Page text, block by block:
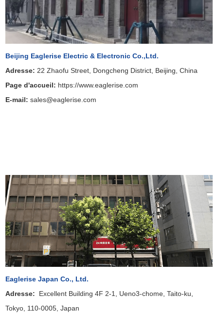
Beijing Eaglerise Electric & Electronic Co.,Ltd.
Adresse: 22 Zhaofu Street, Dongcheng District, Beijing, China
Page d'accueil: https://www.eaglerise.com
E-mail:sales@eaglerise.com
Eaglerise Japan Co., Ltd.
Adresse:
Excellent Building 4F 2-1, Ueno3-chome, Taito-ku,
Tokyo, 110-0005, Japan